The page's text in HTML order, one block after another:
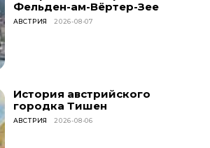
Фельден-ам-Вёртер-Зее
АВСТРИЯ 2026-08-07
История австрийского
городка Тишен
АВСТРИЯ 2026-08-06